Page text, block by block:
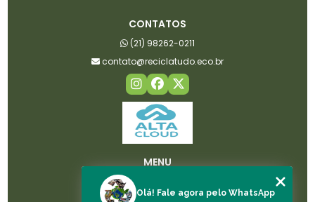
CONTATOS
(21) 98262-0211
contato@reciclatudo.eco.br
MENU
SOBRE NÓS
Olá! Fale agora pelo WhatsApp